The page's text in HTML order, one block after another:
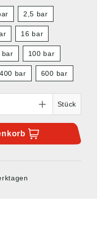
2,5 bar
16 bar
bar 100 bar
400 bar 600 bar
Stück